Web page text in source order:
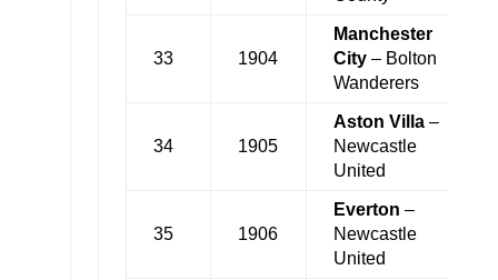
33 1904
Manchester
City– Bolton
Wanderers
34 1905
Aston Villa–
Newcastle
United
35 1906
Everton –
Newcastle
United